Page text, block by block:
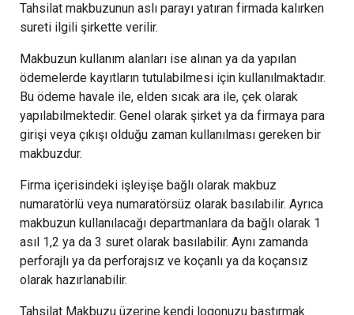
Tahsilat makbuzunun aslı parayı yatıran firmada kalırken
sureti ilgili şirkette verilir.
Makbuzun kullanım alanları ise alınan ya da yapılan
ödemelerde kayıtların tutulabilmesi için kullanılmaktadır.
Bu ödeme havale ile, elden sıcak ara ile, çek olarak
yapılabilmektedir. Genel olarak şirket ya da firmaya para
girişi veya çıkışı olduğu zaman kullanılması gereken bir
makbuzdur.
Firma içerisindeki işleyişe bağlı olarak makbuz
numaratörlü veya numaratörsüz olarak basılabilir. Ayrıca
makbuzun kullanılacağı departmanlara da bağlı olarak 1
asıl 1,2 ya da 3 suret olarak basılabilir. Aynı zamanda
perforajlı ya da perforajsız ve koçanlı ya da koçansız
olarak hazırlanabilir.
Tahsilat Makbuzu üzerine kendi logonuzu bastırmak